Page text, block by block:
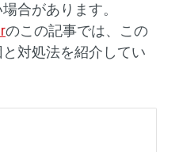
合があります。
のこの記事では、この
対処法を紹介してい